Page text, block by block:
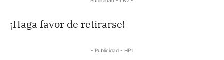
¡Haga favor de retirarse!
- Publicidad - HP1